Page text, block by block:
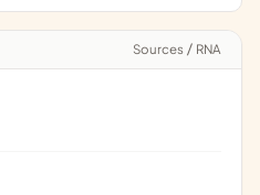
Sources / RNA